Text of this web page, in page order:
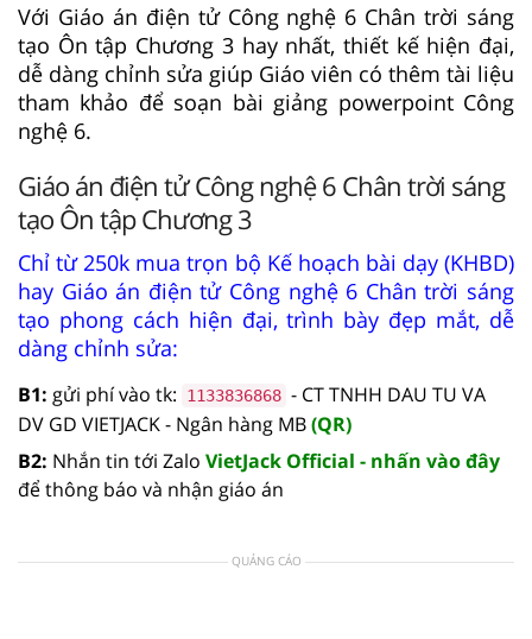
Với Giáo án điện tử Công nghệ 6 Chân trời sáng
tạo Ôn tập Chương 3 hay nhất, thiết kế hiện đại,
dễ dàng chỉnh sửa giúp Giáo viên có thêm tài liệu
tham khảo để soạn bài giảng powerpoint Công
nghệ 6.
Giáo án điện tử Công nghệ 6 Chân trời sáng
tạo Ôn tập Chương 3
Chỉ từ 250k mua trọn bộ Kế hoạch bài dạy (KHBD)
hay Giáo án điện tử Công nghệ 6 Chân trời sáng
tạo phong cách hiện đại, trình bày đẹp mắt, dễ
dàng chỉnh sửa:
B1: gửi phí vào tk: 1133836868 - CT TNHH DAU TU VA
DV GD VIETJACK - Ngân hàng MB(QR)
B2: Nhắn tin tới Zalo VietJack Official - nhấn vào đây
để thông báo và nhận giáo án
QUẢNG CÁO